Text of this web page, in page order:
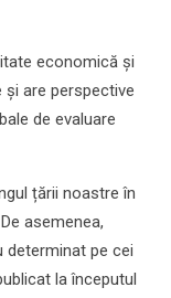
economică și
și are perspective
de evaluare
țării noastre în
asemenea,
pe cei
la începutul